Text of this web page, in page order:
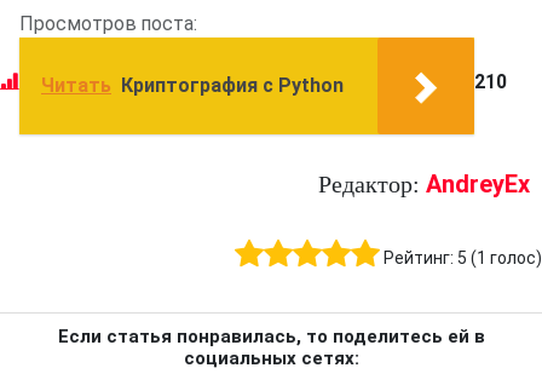
Просмотров поста:
Читать Криптография с Python 210
Редактор: AndreyEx
Рейтинг: 5 (1 голос)
Если статья понравилась, то поделитесь ей в
социальных сетях: